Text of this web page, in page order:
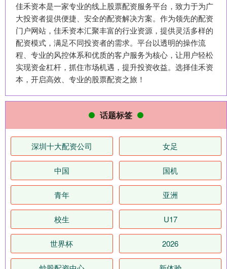
佳禾资本是一家专业的线上股票配资服务平台，致力于为广
大投资者提供便捷、安全的配资解决方案。作为领先的配资
门户网站，佳禾资本汇聚丰富的行业资源，提供灵活多样的
配资模式，满足不同投资者的需求。平台以透明的操作流
程、专业的风控体系和优质的客户服务为核心，让用户轻松
实现资金杠杆，抓住市场机遇，提升投资收益。选择佳禾资
本，开启高效、专业的股票配资之旅！
话题标签
深圳十大配资公司 女足
中国 国机
青年 亚洲
校生 U17
世界杯 2026